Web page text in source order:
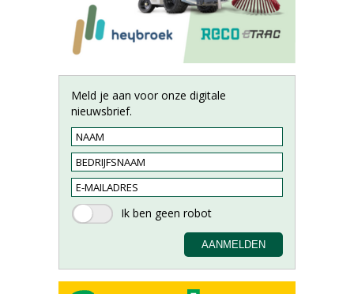
Meld je aan voor onze digitale
nieuwsbrief.